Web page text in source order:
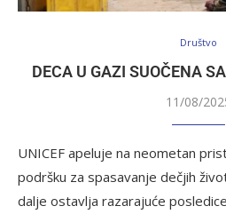
Društvo
DECA U GAZI SUOČENA
11/08/
UNICEF apeluje na neometan
podršku za spasavanje dečjih
dalje ostavlja razarajuće